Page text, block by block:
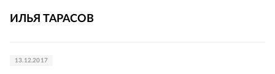
ИЛЬЯ ТАРАСОВ
13.12.2017